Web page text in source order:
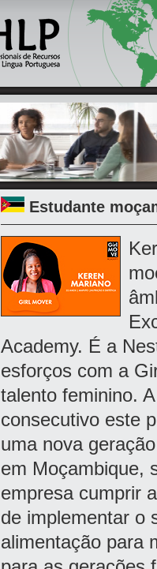
Estudante
Academy. É a
esforços com a
talento feminino.
consecutivo este
uma nova
em Moçambique,
empresa cumprir
de implementar o
alimentação para